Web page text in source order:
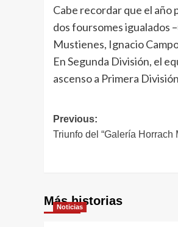
Cabe recordar que el
dos foursomes igualados
Mustienes, Ignacio
En Segunda División, el
ascenso a Primera
Navegación
de
Previous:
Triunfo del “Galería Horrach
Más historias
Noticias